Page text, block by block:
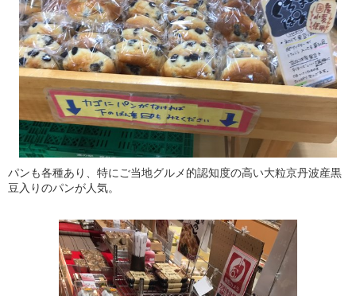
パンも各種あり、特にご当地グルメ的認知度の高い大粒京丹波産黒
豆入りのパンが人気。